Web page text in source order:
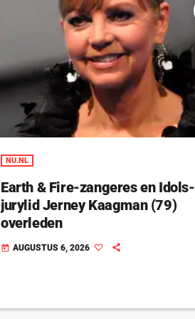
NU.NL
Earth & Fire-zangeres en Idols-
jurylid Jerney Kaagman (79)
overleden
today AUGUSTUS 6, 2026